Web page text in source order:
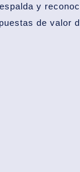
y
de valor